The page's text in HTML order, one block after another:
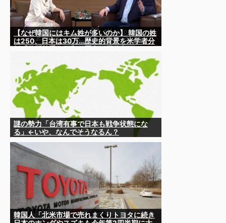
【なぜ韓国にはキム姓が多いのか】 韓国の姓
は250、日本は30万…歴史的背景を米学者分
謎の勢力「台湾有事で日本も戦争状態にな
る」←いや、なんでそうなるん？
韓国人「北米市場で売れまくりトヨタに続き